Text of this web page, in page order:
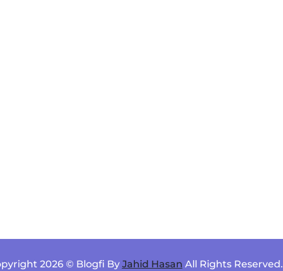
2026 © Blogfi By Jahid Hasan All Rights Reserved.